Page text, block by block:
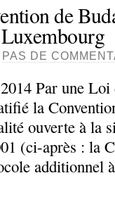
de
PAS DE
Par une
la
ouverte à la
(ci-après : la
additionnel